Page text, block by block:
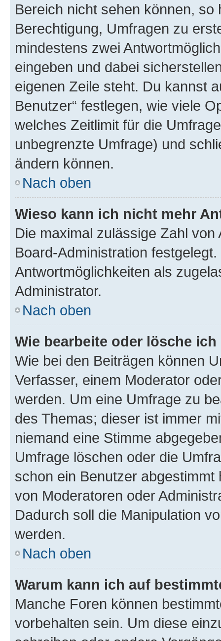
Bereich nicht sehen können,
Berechtigung, Umfragen zu
mindestens zwei
eingeben und dabei
eigenen Zeile steht. Du kannst
Benutzer“ festlegen, wie viele
welches Zeitlimit für die
unbegrenzte Umfrage) und
ändern können.
Nach oben
Wieso kann ich nicht mehr
Die maximal zulässige Zahl
Board-Administration
Antwortmöglichkeiten als
Administrator.
Nach oben
Wie bearbeite oder lösche
Wie bei den Beiträgen können
Verfasser, einem Moderator
werden. Um eine Umfrage zu
des Themas; dieser ist immer
niemand eine Stimme
Umfrage löschen oder die
schon ein Benutzer
von Moderatoren oder
Dadurch soll die Manipulation
werden.
Nach oben
Warum kann ich auf
Manche Foren können
vorbehalten sein. Um diese